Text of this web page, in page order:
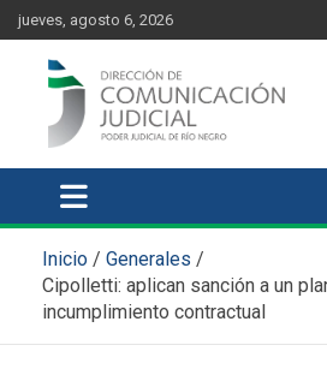
content
Skip
to
content
jueves, agosto 6, 2026
Comunicación
Inicio
Generales
Cipolletti: aplican sanción a un
incumplimiento contractual